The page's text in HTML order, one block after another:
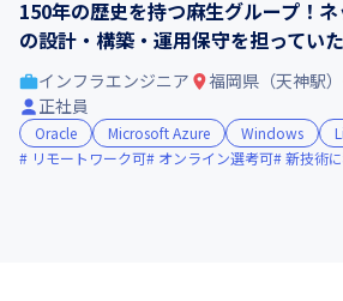
150年の歴史を持つ麻生グループ！
の設計・構築・運用保守を担ってい
インフラエンジニア 福岡県（天神駅）
正社員
Oracle Microsoft Azure Windows
リモートワーク可
オンライン選考可 新技術